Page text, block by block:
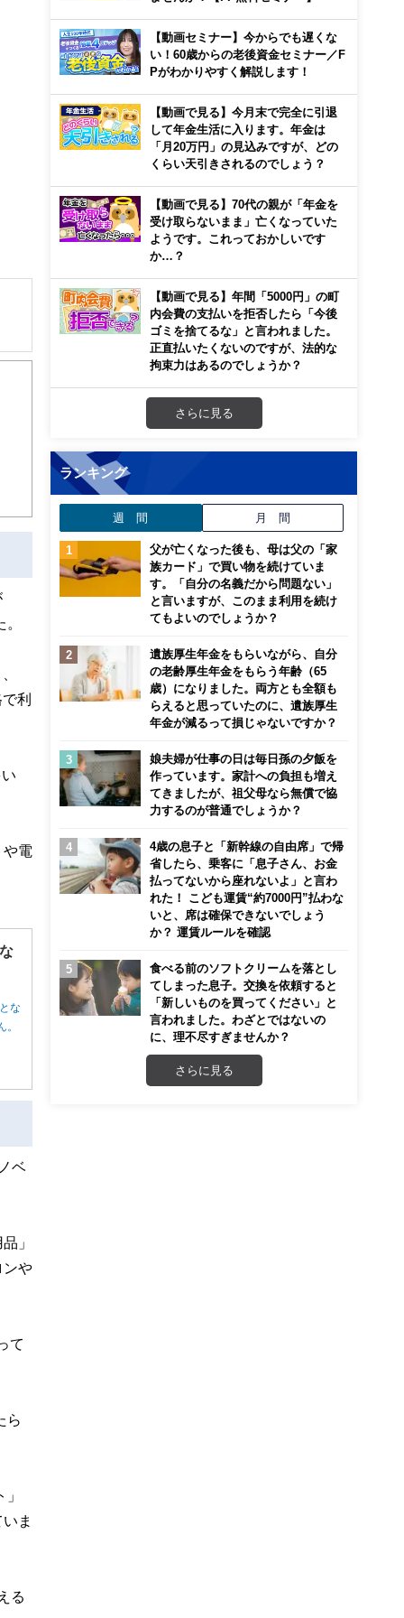
き
利
や電
な
。
ベ
」
ンや
て
ら
ま
る
【動画セミナー】今からでも遅くな
い！60歳からの老後資金セミナー／F
Pがわかりやすく解説します！
【動画で見る】今月末で完全に引退
して年金生活に入ります。年金は
「月20万円」の見込みですが、どの
くらい天引きされるのでしょう？
【動画で見る】70代の親が「年金を
受け取らないまま」亡くなっていた
ようです。これっておかしいです
か…？
【動画で見る】年間「5000円」の町
内会費の支払いを拒否したら「今後
ゴミを捨てるな」と言われました。
正直払いたくないのですが、法的な
拘束力はあるのでしょうか？
さらに見る
ランキング
週 間 月 間
父が亡くなった後も、母は父の「家
族カード」で買い物を続けていま
す。「自分の名義だから問題ない」
と言いますが、このまま利用を続け
てもよいのでしょうか？
遺族厚生年金をもらいながら、自分
の老齢厚生年金をもらう年齢（65
歳）になりました。両方とも全額も
らえると思っていたのに、遺族厚生
年金が減るって損じゃないですか？
娘夫婦が仕事の日は毎日孫の夕飯を
作っています。家計への負担も増え
てきましたが、祖父母なら無償で協
力するのが普通でしょうか？
4歳の息子と「新幹線の自由席」で帰
省したら、乗客に「息子さん、お金
払ってないから座れないよ」と言わ
れた！ こども運賃“約7000円”払わな
いと、席は確保できないでしょう
か？ 運賃ルールを確認
食べる前のソフトクリームを落とし
てしまった息子。交換を依頼すると
「新しいものを買ってください」と
言われました。わざとではないの
に、理不尽すぎませんか？
さらに見る